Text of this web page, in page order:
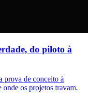
do piloto à
prova de conceito à
onde os projetos travam.